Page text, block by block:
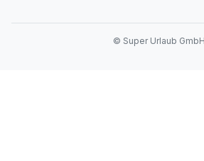
© Super Urlaub GmbH